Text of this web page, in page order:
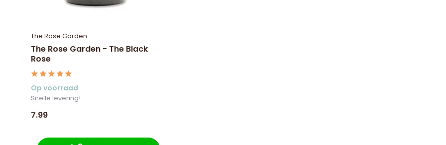
The Rose Garden
The Rose Garden - The Black
Rose
Op voorraad
Snelle levering!
7.99